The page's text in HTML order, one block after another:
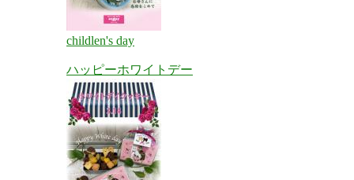
childlen's day
ハッピーホワイトデー